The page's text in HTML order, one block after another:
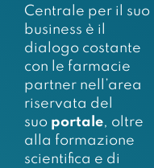
Centrale per il suo
business è il
dialogo costante
con le farmacie
partner nell’area
riservata del
suo portale, oltre
alla formazione
scientifica e di